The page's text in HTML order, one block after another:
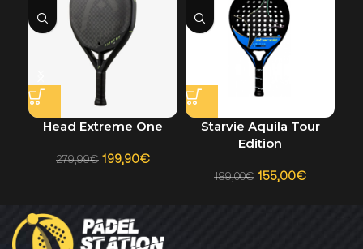
Head Extreme One
279,99€ 199,90€
Starvie Aquila Tour
Edition
189,00€ 155,00€